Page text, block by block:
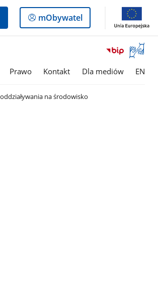
Logowanie
do
mObywatel
Otwórz
okno
Prawo Kontakt Dla mediów EN
na środowisko